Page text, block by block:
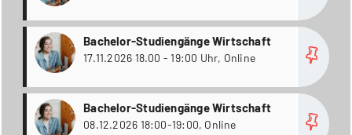
Bachelor-Studiengänge Wirtschaft
17.11.2026 18.00 - 19:00 Uhr, Online
Bachelor-Studiengänge Wirtschaft
08.12.2026 18:00-19:00, Online